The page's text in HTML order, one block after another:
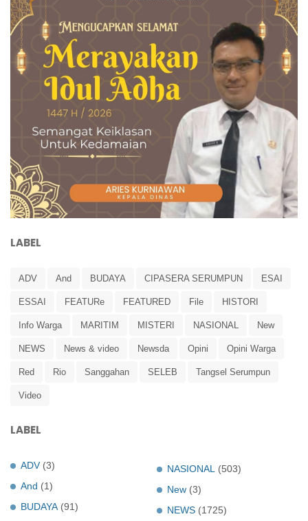
LABEL
ADV And BUDAYA CIPASERA SERUMPUN ESAI
ESSAI FEATURe FEATURED File HISTORI
Info Warga MARITIM MISTERI NASIONAL New
NEWS News & video Newsda Opini Opini Warga
Red Rio Sanggahan SELEB Tangsel Serumpun
Video
LABEL
ADV (3)
And (1)
BUDAYA (91)
NASIONAL
(503)
New (3)
NEWS (1725)